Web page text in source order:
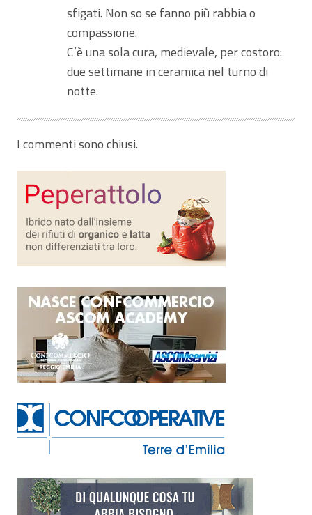
sfigati. Non so se fanno più rabbia o
compassione.
C’è una sola cura, medievale, per costoro:
due settimane in ceramica nel turno di
notte.
I commenti sono chiusi.